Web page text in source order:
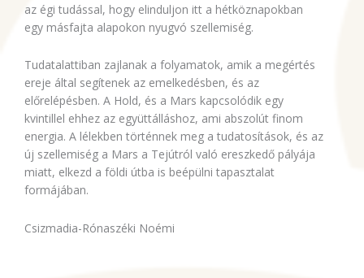
az égi tudással, hogy elinduljon itt a hétköznapokban
egy másfajta alapokon nyugvó szellemiség.
Tudatalattiban zajlanak a folyamatok, amik a megértés
ereje által segítenek az emelkedésben, és az
előrelépésben. A Hold, és a Mars kapcsolódik egy
kvintillel ehhez az együttálláshoz, ami abszolút finom
energia. A lélekben történnek meg a tudatosítások, és az
új szellemiség a Mars a Tejútról való ereszkedő pályája
miatt, elkezd a földi útba is beépülni tapasztalat
formájában.
Csizmadia-Rónaszéki Noémi